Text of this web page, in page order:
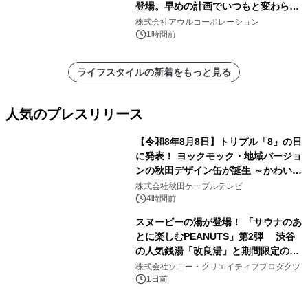
登場。早めの計画でいつもと変わらぬ
大人の冬旅を。ー夕日ヶ浦温泉「佳松
苑 別邸ふうか」ー
株式会社アウルコーポレーション
1時間前
ライフスタイルの新着をもっと見る
人気のプレスリリース
【令和8年8月8日】トリプル「8」の日
に発表！ ヨックモック・地域バージョ
ンの秋田デザイン缶が誕生 ～かわいい
秋田犬の子犬と秋田の四季と名所を巡
るパッケージ～ 9月1日(火)秋田県内で
株式会社秋田ケーブルテレビ
4時間前
スヌーピーの湯が登場！ 「サウナのあ
とに楽しむPEANUTS」第2弾 渋谷
の人気銭湯「改良湯」と期間限定のコ
ラボレーション サウナイキタイコラ
ボグッズも発売決定！
株式会社ソニー・クリエイティブプロダクツ
1日前